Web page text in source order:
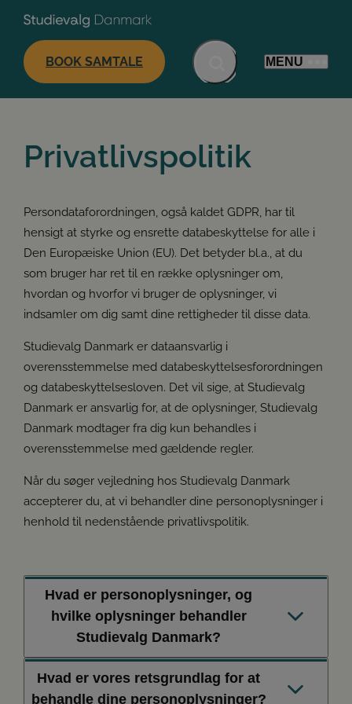
BOOK SAMTALE MENU
Privatlivspolitik
Persondataforordningen, også kaldet GDPR, har til
hensigt at styrke og ensrette databeskyttelse for alle i
Den Europæiske Union (EU). Det betyder bl.a., at du
som bruger har ret til en række oplysninger om,
hvordan og hvorfor vi bruger de oplysninger, vi
indsamler om dig samt dine rettigheder til disse data.
Studievalg Danmark er dataansvarlig i
overensstemmelse med databeskyttelsesforordningen
og databeskyttelsesloven. Det vil sige, at Studievalg
Danmark er ansvarlig for, at de oplysninger, Studievalg
Danmark modtager fra dig kun behandles i
overensstemmelse med gældende regler.
Når du søger vejledning hos Studievalg Danmark
accepterer du, at vi behandler dine personoplysninger i
henhold til nedenstående privatlivspolitik.
Hvad er personoplysninger, og
hvilke oplysninger behandler
Studievalg Danmark?
Personoplysninger er enhver form for information om
en identificeret eller identificerbar fysisk person. Det vil
Hvad er vores retsgrundlag for at
behandle dine personoplysninger?